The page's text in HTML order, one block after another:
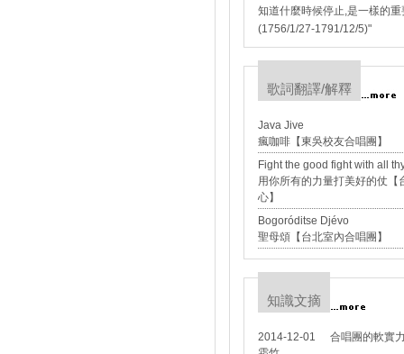
知道什麼時候停止,是一樣的
(1756/1/27-1791/12/5)"
歌詞翻譯/解釋
Java Jive
瘋咖啡【東吳校友合唱團】
Fight the good fight with all
用你所有的力量打美好的仗【
心】
Bogoróditse Djévo
聖母頌【台北室內合唱團】
知識文摘
2014-12-01
合唱團的軟實